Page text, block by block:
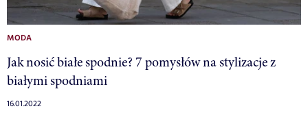
MODA
Jak nosić białe spodnie? 7 pomysłów na stylizacje z
białymi spodniami
16.01.2022